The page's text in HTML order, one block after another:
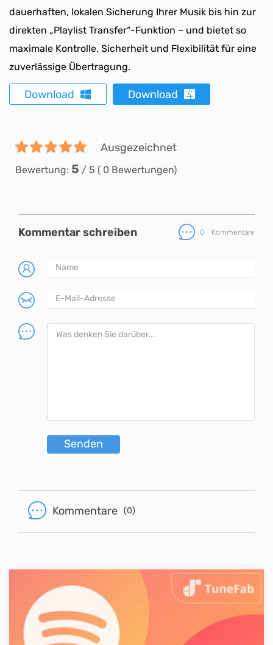
dauerhaften, lokalen Sicherung Ihrer Musik bis hin zur
direkten „Playlist Transfer“-Funktion – und bietet so
maximale Kontrolle, Sicherheit und Flexibilität für eine
zuverlässige Übertragung.
Download Download
Ausgezeichnet
Bewertung: 5 / 5 ( 0 Bewertungen)
Kommentar schreiben 0 Kommentare
Senden
Kommentare (0)